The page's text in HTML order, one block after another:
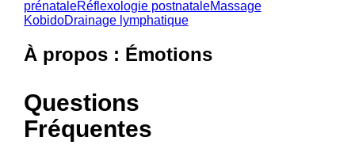
prénataleRéflexologie postnataleMassage
KobidoDrainage lymphatique
À propos : Émotions
Questions
Fréquentes